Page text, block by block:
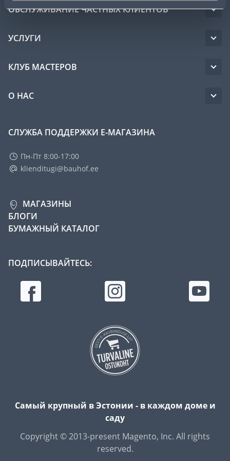
ОБСЛУЖИВАНИЕ ЧАСТНЫХ КЛИЕНТОВ
УСЛУГИ
КЛУБ МАСТЕРОВ
О НАС
СЛУЖБА ПОДДЕРЖКИ Е-МАГАЗИНА
Пн-Пт 8:00-17:00
klienditugi@bauhof.ee
МАГАЗИНЫ
БЛОГИ
БУМАЖНЫЙ КАТАЛОГ
ПОДПИСЫВАЙТЕСЬ:
Самый крупный в Эстонии - в каждом доме и
саду
Copyright © 2013-present Magento, Inc. All rights
reserved.